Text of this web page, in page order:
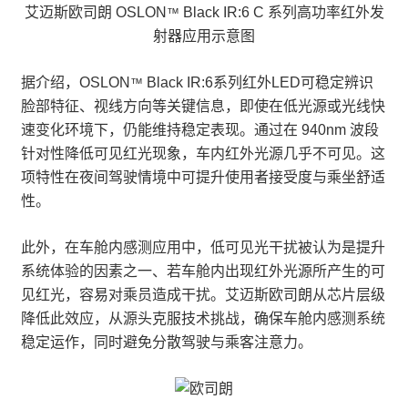
艾迈斯欧司朗 OSLON ™ Black IR:6 C 系列高功率红外发
射器应用示意图
据介绍，OSLON ™ Black IR:6系列红外LED可稳定辨识
脸部特征、视线方向等关键信息，即使在低光源或光线快
速变化环境下，仍能维持稳定表现。通过在 940nm 波段
针对性降低可见红光现象，车内红外光源几乎不可见。这
项特性在夜间驾驶情境中可提升使用者接受度与乘坐舒适
性。
此外，在车舱内感测应用中，低可见光干扰被认为是提升
系统体验的因素之一、若车舱内出现红外光源所产生的可
见红光，容易对乘员造成干扰。艾迈斯欧司朗从芯片层级
降低此效应，从源头克服技术挑战，确保车舱内感测系统
稳定运作，同时避免分散驾驶与乘客注意力。